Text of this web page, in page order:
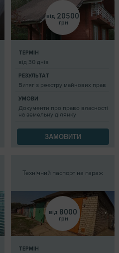
від 20500
грн
ТЕРМІН
від 30 днів
РЕЗУЛЬТАТ
Витяг з реєстру майнових прав
УМОВИ
Документи про право власності
на земельну ділянку
ЗАМОВИТИ
Технічний паспорт на гараж
від 8000
грн
ТЕРМІН